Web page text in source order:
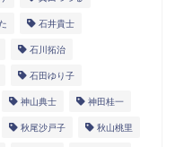
石井貴士
石川拓治
石田ゆり子
神山典士 神田桂一
秋尾沙戸子 秋山桃里